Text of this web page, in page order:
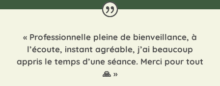
« Professionnelle pleine de bienveillance, à
l’écoute, instant agréable, j’ai beaucoup
appris le temps d’une séance. Merci pour tout
🙏 »